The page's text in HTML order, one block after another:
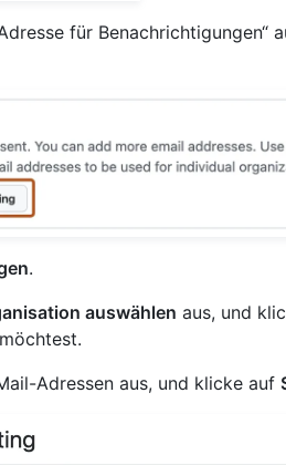
für Benachrichtigungen“
.
auswählen aus, und
Adressen aus, und klicke auf